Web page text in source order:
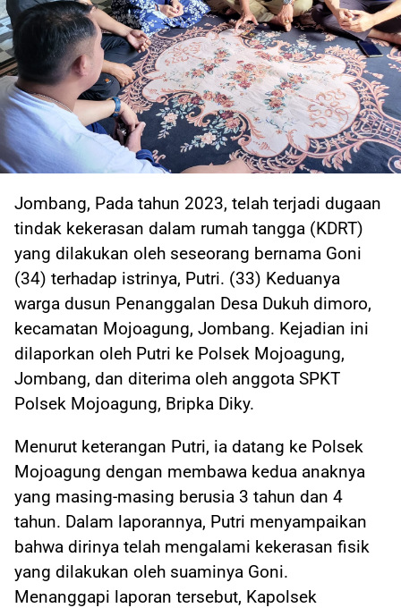
Jombang, Pada tahun 2023, telah terjadi dugaan
tindak kekerasan dalam rumah tangga (KDRT)
yang dilakukan oleh seseorang bernama Goni
(34) terhadap istrinya, Putri. (33) Keduanya
warga dusun Penanggalan Desa Dukuh dimoro,
kecamatan Mojoagung, Jombang. Kejadian ini
dilaporkan oleh Putri ke Polsek Mojoagung,
Jombang, dan diterima oleh anggota SPKT
Polsek Mojoagung, Bripka Diky.
Menurut keterangan Putri, ia datang ke Polsek
Mojoagung dengan membawa kedua anaknya
yang masing-masing berusia 3 tahun dan 4
tahun. Dalam laporannya, Putri menyampaikan
bahwa dirinya telah mengalami kekerasan fisik
yang dilakukan oleh suaminya Goni.
Menanggapi laporan tersebut, Kapolsek